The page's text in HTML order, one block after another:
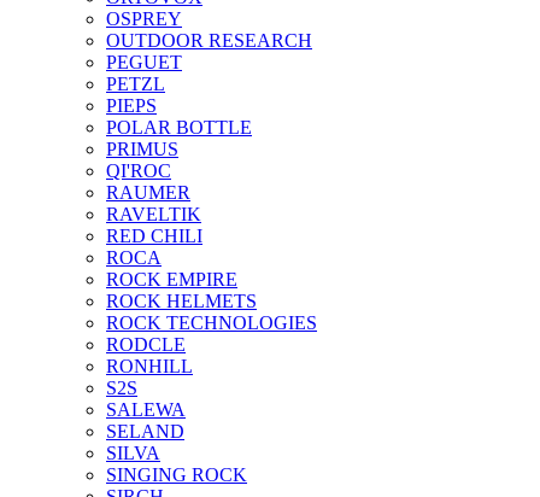
OSPREY
OUTDOOR RESEARCH
PEGUET
PETZL
PIEPS
POLAR BOTTLE
PRIMUS
QI'ROC
RAUMER
RAVELTIK
RED CHILI
ROCA
ROCK EMPIRE
ROCK HELMETS
ROCK TECHNOLOGIES
RODCLE
RONHILL
S2S
SALEWA
SELAND
SILVA
SINGING ROCK